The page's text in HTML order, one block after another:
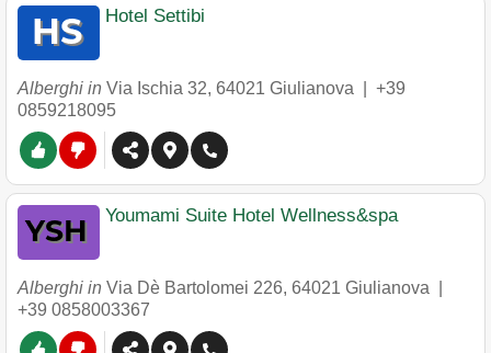
Hotel Settibi
Alberghi in Via Ischia 32, 64021 Giulianova
+39
0859218095
Youmami Suite Hotel Wellness&spa
Alberghi in Via Dè Bartolomei 226, 64021 Giulianova
+39 0858003367